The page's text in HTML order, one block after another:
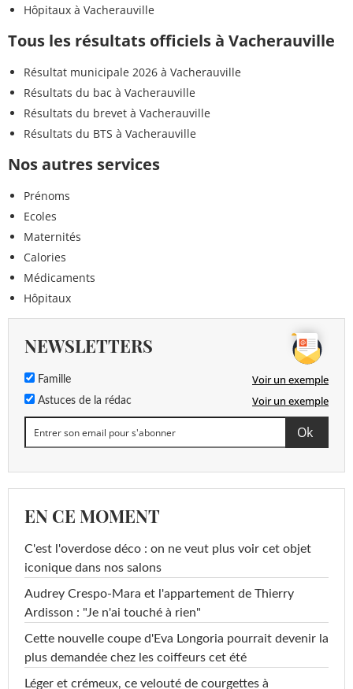
Hôpitaux à Vacherauville
Tous les résultats officiels à Vacherauville
Résultat municipale 2026 à Vacherauville
Résultats du bac à Vacherauville
Résultats du brevet à Vacherauville
Résultats du BTS à Vacherauville
Nos autres services
Prénoms
Ecoles
Maternités
Calories
Médicaments
Hôpitaux
NEWSLETTERS
Famille Voir un exemple
Astuces de la rédac Voir un exemple
EN CE MOMENT
C'est l'overdose déco : on ne veut plus voir cet objet
iconique dans nos salons
Audrey Crespo-Mara et l'appartement de Thierry
Ardisson : "Je n'ai touché à rien"
Cette nouvelle coupe d'Eva Longoria pourrait devenir la
plus demandée chez les coiffeurs cet été
Léger et crémeux, ce velouté de courgettes à